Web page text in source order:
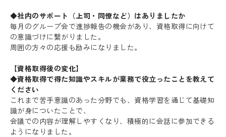
◆社内のサポート（上司・同僚など）はありましたか
毎月のグループ会で進捗報告の機会があり、資格取得に向けて
の意識づけに繋がりました。
周囲の方々の応援も励みになりました。
【資格取得後の変化】
◆資格取得で得た知識やスキルが業務で役立ったことを教えて
ください
これまで苦手意識のあった分野でも、資格学習を通じて基礎知
識が身についたことで、
会議での内容が理解しやすくなり、積極的に会話に参加できる
ようになりました。